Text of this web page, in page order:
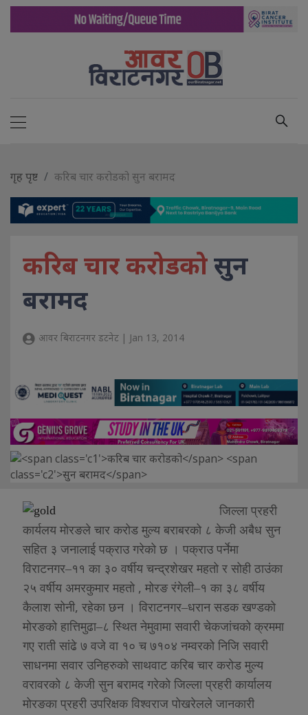
गृह पृष्ट करिब चार करोडको सुन बरामद
करिब चार करोडकोसुन
बरामद
आवर बिराटनगर डटनेट | Jan 13, 2014
जिल्ला प्रहरी
कार्यलय मोरङले चार करोड मुल्य बराबरको ८ केजी अबैध सुन
सहित ३ जनालाई पक्राउ गरेको छ । पक्राउ पर्नेमा
विराटनगर–११ का ३० वर्षीय चन्द्रशेखर महतो र सोही ठाउंका
२५ वर्षीय अमरकुमार महतो , मोरङ रंगेली–१ का ३८ वर्षीय
कैलाश सोनी, रहेका छन । विराटनगर–धरान सडक खण्डको
मोरङको हात्तिमुढा–८ स्थित नेमुवामा सवारी चेकजांचको क्रममा
गए राती सांढे ७ वजे वा १० च ७१०४ नम्वरको निजि सवारी
साधनमा सवार उनिहरुको साथवाट करिब चार करोड मुल्य
वरावरको ८ केजी सुन बरामद गरेको जिल्ला प्रहरी कार्यालय
मोरङका प्रहरी उपरिक्षक विश्वराज पोखरेलले जानकारी